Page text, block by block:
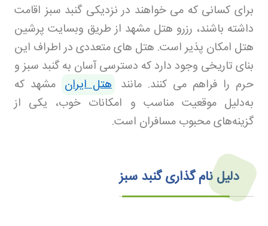
برای کسانی که می خواهند در نزدیکی گنبد سبز اقامت
داشته باشند، رزرو هتل مشهد از طریق وبسایت پرشین
هتل امکان پذیر است. هتل های متعددی در اطراف این
بنای تاریخی وجود دارد که دسترسی آسان به گنبد سبز و
حرم را فراهم می کنند. مانند هتل ایران مشهد که
به‌دلیل موقعیت مناسب و امکانات خوب، یکی از
گزینه‌های محبوب مسافران است.
دلیل نام گذاری گنبد سبز